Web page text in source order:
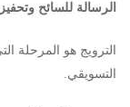
الرسالة للسائح
الترويج هو المرحلة
التسويقي.